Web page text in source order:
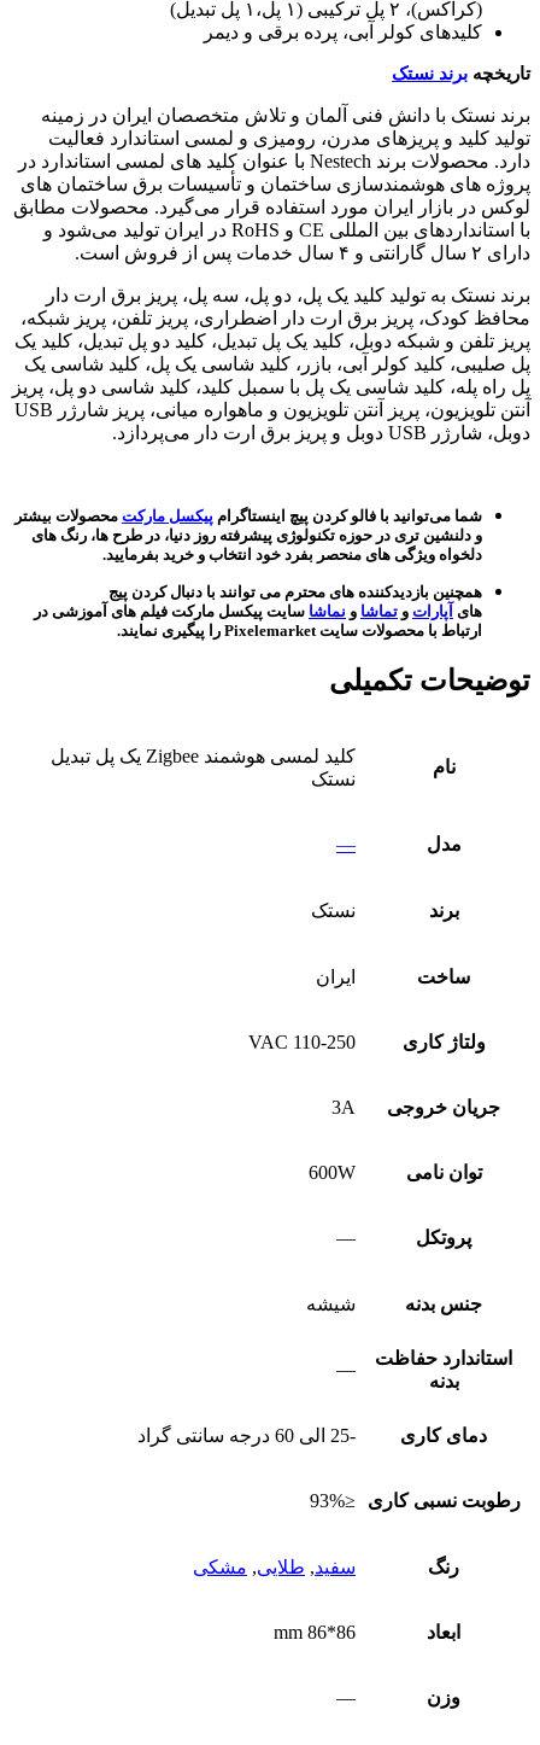
(کراکس)، ۲ پل ترکیبی (۱ پل،۱ پل تبدیل)
کلیدهای کولر آبی، پرده برقی و دیمر
تاریخچه برند نستک
برند نستک با دانش فنی آلمان و تلاش متخصصان ایران در زمینه
تولید کلید و پریزهای مدرن، رومیزی و لمسی استاندارد فعالیت
دارد. محصولات برند Nestech با عنوان کلید های لمسی استاندارد در
پروژه های هوشمندسازی ساختمان و تأسیسات برق ساختمان های
لوکس در بازار ایران مورد استفاده قرار می‌گیرد. محصولات مطابق
با استانداردهای بین المللی CE و RoHS در ایران تولید می‌شود و
دارای ۲ سال گارانتی و ۴ سال خدمات پس از فروش است.
برند نستک به تولید کلید یک پل، دو پل، سه پل، پریز برق ارت دار
محافظ کودک، پریز برق ارت دار اضطراری، پریز تلفن، پریز شبکه،
پریز تلفن و شبکه دوبل، کلید یک پل تبدیل، کلید دو پل تبدیل، کلید یک
پل صلیبی، کلید کولر آبی، بازر، کلید شاسی یک پل، کلید شاسی یک
پل راه پله، کلید شاسی یک پل با سمبل کلید، کلید شاسی دو پل، پریز
آنتن تلویزیون، پریز آنتن تلویزیون و ماهواره میانی، پریز شارژر USB
دوبل، شارژر USB دوبل و پریز برق ارت دار می‌پردازد.
شما می‌توانید با فالو کردن پیچ اینستاگرام پیکسل مارکت محصولات بیشتر
و دلنشین تری در حوزه تکنولوژی پیشرفته روز دنیا، در طرح ها، رنگ های
دلخواه ویژگی های منحصر بفرد خود انتخاب و خرید بفرمایید.
همچنین بازدیدکننده های محترم می توانند با دنبال کردن پیج
های آپارات و تماشا و نماشا سایت پیکسل مارکت فیلم های آموزشی در
ارتباط با محصولات سایت Pixelemarket را پیگیری نمایند.
توضیحات تکمیلی
نام
کلید لمسی هوشمند Zigbee یک پل تبدیل
نستک
مدل —
برند نستک
ساخت ایران
ولتاژ کاری 110-250 VAC
جریان خروجی 3A
توان نامی 600W
پروتکل —
جنس بدنه شیشه
استاندارد حفاظت
بدنه
—
دمای کاری -25 الی 60 درجه سانتی گراد
رطوبت نسبی کاری ≤93%
رنگ سفید, طلایی, مشکی
ابعاد 86*86 mm
وزن —